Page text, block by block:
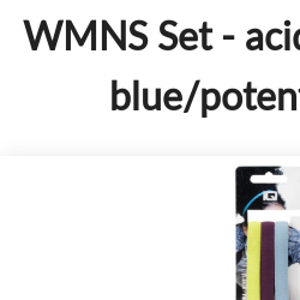
WMNS Set -
blue/